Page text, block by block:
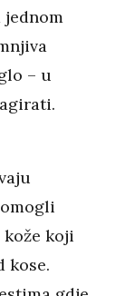
– u
koji
kose.